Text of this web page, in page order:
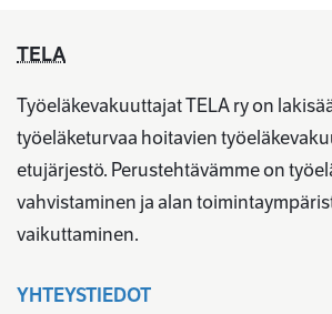
TELA
Työeläkevakuuttajat TELA ry on
työeläketurvaa hoitavien
etujärjestö. Perustehtävämme on
vahvistaminen ja alan
vaikuttaminen.
YHTEYSTIEDOT